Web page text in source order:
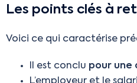
Les points clés à
Voici ce qui caractérise
Il est conclu pour une